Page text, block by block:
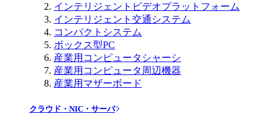
インテリジェントビデオプラットフォーム
インテリジェント交通システム
コンパクトシステム
ボックス型PC
産業用コンピュータシャーシ
産業用コンピュータ周辺機器
産業用マザーボード
クラウド・NIC・サーバ